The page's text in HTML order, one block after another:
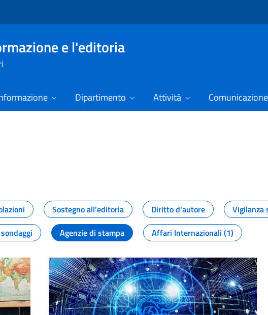
e l'editoria
Dipartimento Attività
NotizieSostegno all'editoria Diritto d'autore Vigilanza
Agenzie di stampa Affari Internazionali (1)